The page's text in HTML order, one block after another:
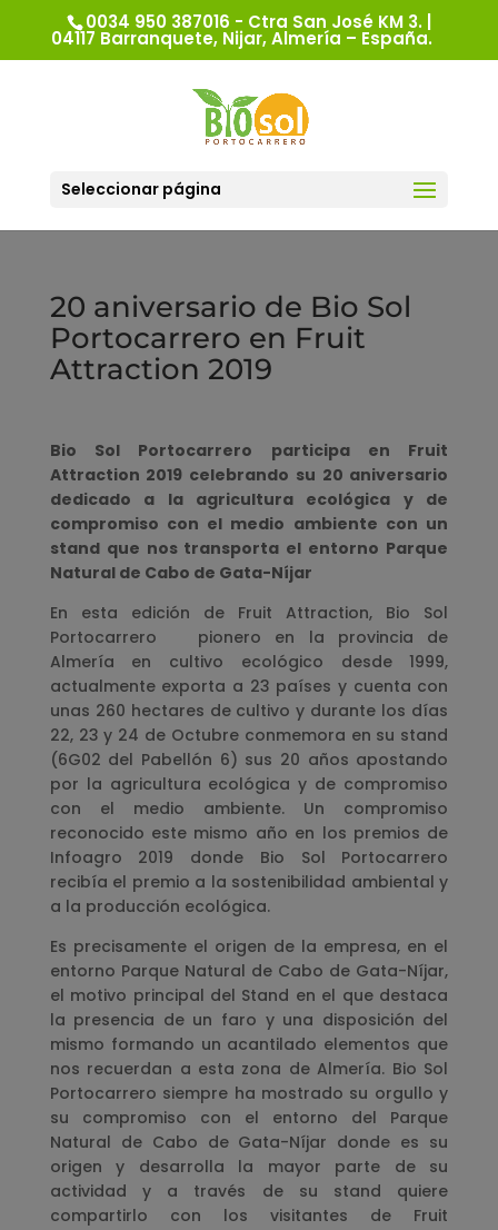
0034 950 387016 - Ctra San José KM 3. |
04117 Barranquete, Nijar, Almería – España.
Seleccionar página
20 aniversario de Bio Sol
Portocarrero en Fruit
Attraction 2019
Bio Sol Portocarrero participa en Fruit
Attraction 2019 celebrando su 20 aniversario
dedicado a la agricultura ecológica y de
compromiso con el medio ambiente con un
stand que nos transporta el entorno Parque
Natural de Cabo de Gata-Níjar
En esta edición de Fruit Attraction, Bio Sol
Portocarrero pionero en la provincia de
Almería en cultivo ecológico desde 1999,
actualmente exporta a 23 países y cuenta con
unas 260 hectares de cultivo y durante los días
22, 23 y 24 de Octubre conmemora en su stand
(6G02 del Pabellón 6) sus 20 años apostando
por la agricultura ecológica y de compromiso
con el medio ambiente. Un compromiso
reconocido este mismo año en los premios de
Infoagro 2019 donde Bio Sol Portocarrero
recibía el premio a la sostenibilidad ambiental y
a la producción ecológica.
Es precisamente el origen de la empresa, en el
entorno Parque Natural de Cabo de Gata-Níjar,
el motivo principal del Stand en el que destaca
la presencia de un faro y una disposición del
mismo formando un acantilado elementos que
nos recuerdan a esta zona de Almería. Bio Sol
Portocarrero siempre ha mostrado su orgullo y
su compromiso con el entorno del Parque
Natural de Cabo de Gata-Níjar donde es su
origen y desarrolla la mayor parte de su
actividad y a través de su stand quiere
compartirlo con los visitantes de Fruit